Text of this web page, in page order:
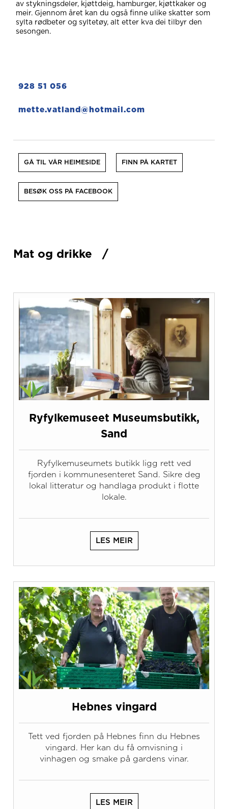
av stykningsdeler, kjøttdeig, hamburger, kjøttkaker og
meir. Gjennom året kan du også finne ulike skatter som
sylta rødbeter og syltetøy, alt etter kva dei tilbyr den
sesongen.
928 51 056
mette.vatland@hotmail.com
GÅ TIL VÅR HEIMESIDE FINN PÅ KARTET
BESØK OSS PÅ FACEBOOK
Mat og drikke /
Ryfylkemuseet Museumsbutikk,
Sand
Ryfylkemuseumets butikk ligg rett ved
fjorden i kommunesenteret Sand. Sikre deg
lokal litteratur og handlaga produkt i flotte
lokale.
LES MEIR
Hebnes vingard
Tett ved fjorden på Hebnes finn du Hebnes
vingard. Her kan du få omvisning i
vinhagen og smake på gardens vinar.
LES MEIR